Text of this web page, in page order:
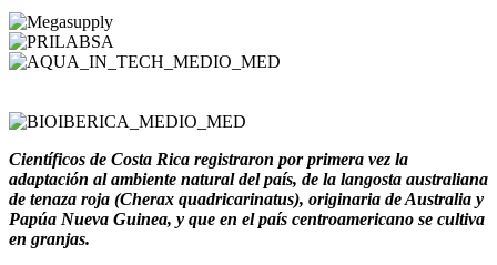
Científicos de Costa Rica registraron por primera vez la
adaptación al ambiente natural del país, de la langosta australiana
de tenaza roja (Cherax quadricarinatus), originaria de Australia y
Papúa Nueva Guinea, y que en el país centroamericano se cultiva
en granjas.